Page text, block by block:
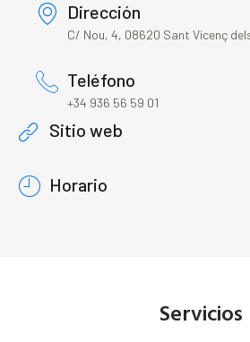
Dirección
C/ Nou, 4, 08620 Sant Vicenç
Teléfono
+34 936 56 59 01
Sitio web
Horario
Servicios